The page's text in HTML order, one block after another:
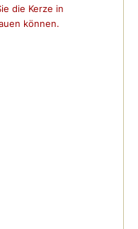
die Kerze in
können.